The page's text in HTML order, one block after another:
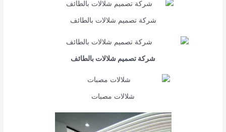
شركة تصميم شلالات بالطائف
شركة تصميم شلالات بالطائف
شلالات مصبات